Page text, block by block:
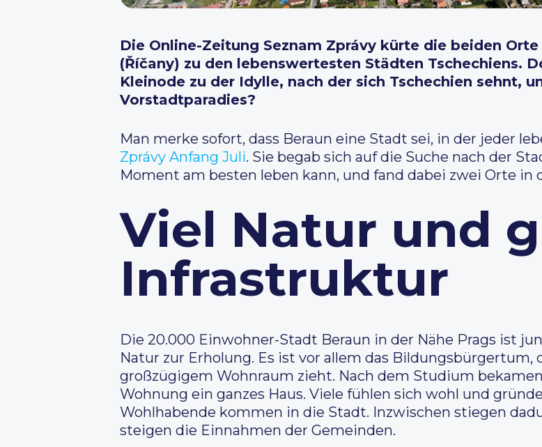
Die Online-Zeitung Seznam Zprávy kürte die beiden
(Říčany) zu den lebenswertesten Städten Tschechiens.
Kleinode zu der Idylle, nach der sich Tschechien sehnt,
Vorstadtparadies?
Man merke sofort, dass Beraun eine Stadt sei, in der jeder
Zprávy Anfang Juli. Sie begab sich auf die Suche nach der
Moment am besten leben kann, und fand dabei zwei Orte in
Viel Natur und
Infrastruktur
Die 20.000 Einwohner-Stadt Beraun in der Nähe Prags ist
Natur zur Erholung. Es ist vor allem das
großzügigem Wohnraum zieht. Nach dem Studium
Wohnung ein ganzes Haus. Viele fühlen sich wohl und
Wohlhabende kommen in die Stadt. Inzwischen stiegen
steigen die Einnahmen der Gemeinden.